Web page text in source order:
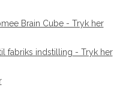
Brain Cube- Tryk her
fabriks indstilling - Tryk her